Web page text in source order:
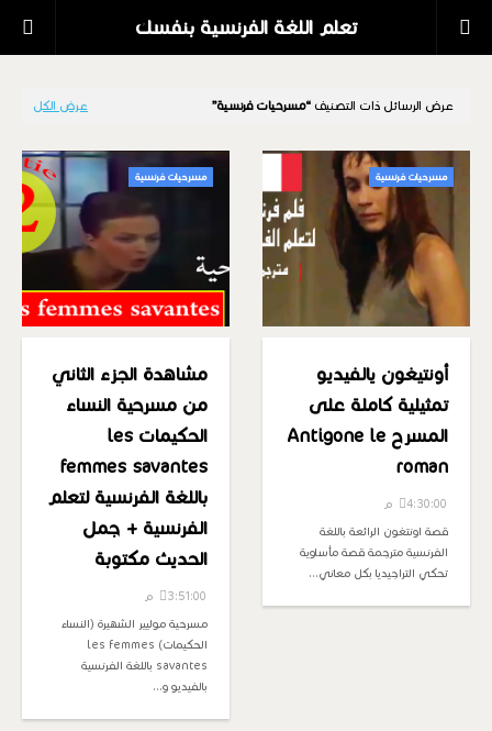
تعلم اللغة الفرنسية بنفسك
عرض الرسائل ذات التصنيف مسرحيات فرنسية عرض الكل
مسرحيات فرنسية
أونتيغون يالفيديو
تمثيلية كاملة على
المسرح Antigone le
roman
4:30:00 م
قصة اونتغون الرائعة باللغة
الفرنسية مترجمة قصة مأساوية
تحكي التراجيديا بكل معاني…
مسرحيات فرنسية
مشاهدة الجزء الثاني
من مسرحية النساء
الحكيمات les
femmes savantes
باللغة الفرنسية لتعلم
الفرنسية + جمل
الحديث مكتوبة
3:51:00 م
مسرحية موليير الشهيرة (النساء
الحكيمات) les femmes
savantes باللغة الفرنسية
بالفيديو و…